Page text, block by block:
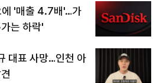
에 '매출 4.7배'…가
는 하락'
대표 사망…인천 아